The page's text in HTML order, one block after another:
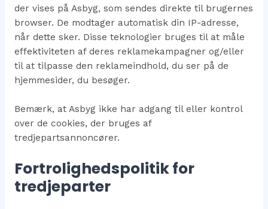
der vises på Asbyg, som sendes direkte til brugernes
browser. De modtager automatisk din IP-adresse,
når dette sker. Disse teknologier bruges til at måle
effektiviteten af deres reklamekampagner og/eller
til at tilpasse den reklameindhold, du ser på de
hjemmesider, du besøger.
Bemærk, at Asbyg ikke har adgang til eller kontrol
over de cookies, der bruges af
tredjepartsannoncører.
Fortrolighedspolitik for
tredjeparter